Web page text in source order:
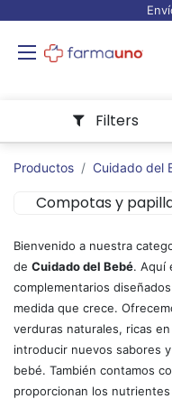
Filters
Productos Cuidado del
Compotas y
Bienvenido a nuestra
de Cuidado del Bebé. Aquí
complementarios
medida que crece.
verduras naturales, ricas
introducir nuevos sabores
bebé. También contamos
proporcionan los